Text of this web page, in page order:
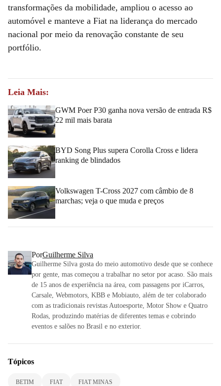
transformações da mobilidade, ampliou o acesso ao
automóvel e manteve a Fiat na liderança do mercado
nacional por meio da renovação constante de seu
portfólio.
Leia Mais:
GWM Poer P30 ganha nova versão de entrada R$
22 mil mais barata
BYD Song Plus supera Corolla Cross e lidera
ranking de blindados
Volkswagen T-Cross 2027 com câmbio de 8
marchas; veja o que muda e preços
PorGuilherme Silva
Guilherme Silva gosta do meio automotivo desde que se conhece
por gente, mas começou a trabalhar no setor por acaso. São mais
de 15 anos de experiência na área, com passagens por iCarros,
Carsale, Webmotors, KBB e Mobiauto, além de ter colaborado
com as tradicionais revistas Autoesporte, Motor Show e Quatro
Rodas, produzindo matérias de diferentes temas e cobrindo
eventos e salões no Brasil e no exterior.
Tópicos
BETIM FIAT FIAT MINAS